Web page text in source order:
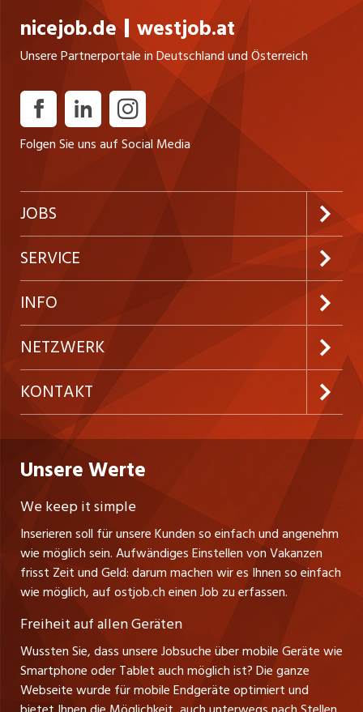
nicejob.de westjob.at
Unsere Partnerportale in Deutschland und Österreich
Folgen Sie uns auf Social Media
JOBS
Jobabo abonnieren
Neue Stellen
Festanstellungen
Temporäre Jobs
Freelance Jobs
Praktika
Lehrstellen
Führungspositionen
Management / Kader-Jobs
Berufsgruppen
Top-Regionen
SERVICE
Kundenlogin
Inserieren
Firmen
Personalvermittler
INFO
Preise & Leistungen
AGB
Datenschutzerklärung
Nutzungsbedingungen
Stellenmeldepflicht
Schnittstelle
Impressum
NETZWERK
westjob.at
nicejob.de
myjob.ch
zentraljob.ch
jobbasel.ch
jobbern.ch
jobmittelland.ch
jobzüri.ch
schaffu.ch (VS)
KONTAKT
CH Media Classifieds AG
Fürstenlandstrasse 122
CH-9001 St. Gallen
Tel. +41 71 272 73 80
info@ostjob.ch/inserate@ostjob.ch
Henrik Jasek
Leiter ostjob.ch
Fredy Pillinger
Verkauf und Beratung
Christoph Walzl
Verkauf und Beratung
Unsere Werte
We keep it simple
Inserieren soll für unsere Kunden so einfach und angenehm
wie möglich sein. Aufwändiges Einstellen von Vakanzen
frisst Zeit und Geld: darum machen wir es Ihnen so einfach
wie möglich, auf ostjob.ch einen Job zu erfassen.
Freiheit auf allen Geräten
Wussten Sie, dass unsere Jobsuche über mobile Geräte wie
Smartphone oder Tablet auch möglich ist? Die ganze
Webseite wurde für mobile Endgeräte optimiert und